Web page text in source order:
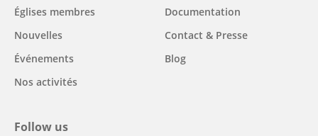
navigation
Églises membres
Nouvelles
Événements
Nos activités
Documentation
Contact & Presse
Blog
Follow us